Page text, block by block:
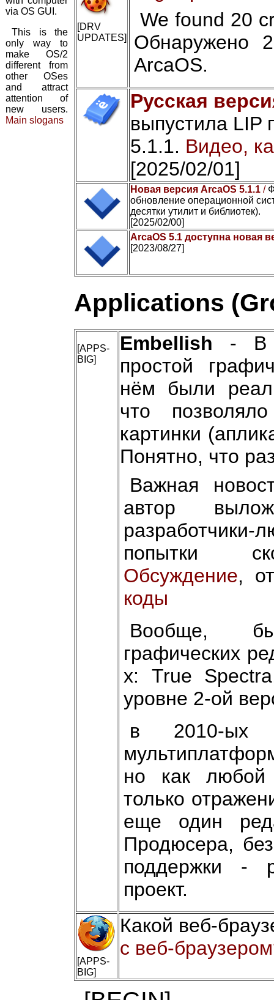
via OS GUI.
This is the
only way to
make OS/2
different from
other OSes
and attract
attention of
new users.
Main slogans
[DRV
UPDATES]
We found 20
Обнаружено
ArcaOS.
Русская
выпустила LIP
5.1.1. Видео,
[2025/02/01]
Новая версия ArcaOS 5.1.1 /
обновление операционной
десятки утилит и библиотек).
[2025/02/00]
ArcaOS 5.1 доступна новая
[2023/08/27]
Applications
[APPS-
BIG]
Embellish - В
простой
нём были
что
картинки
Понятно, что
Важная
автор
попытки
Обсуждение,
коды
Вообще,
графических
х: True
уровне 2-ой
в 2010-ых
но как любой
только
еще один
Продюсера,
поддержки -
проект.
[APPS-
BIG]
Какой веб-
с веб-